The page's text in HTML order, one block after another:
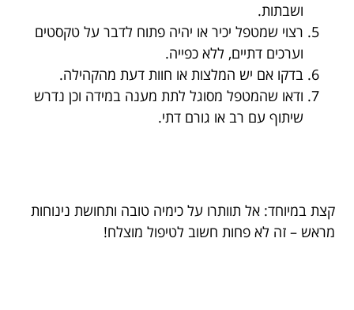
ושבתות.
רצוי שמטפל יכיר או יהיה פתוח לדבר על טקסטים
וערכים דתיים, ללא כפייה.
בדקו אם יש המלצות או חוות דעת מהקהילה.
ודאו שהמטפל מסוגל לתת מענה במידה וכן נדרש
שיתוף עם רב או גורם דתי.
קצת במיוחד: אל תוותרו על כימיה טובה ותחושת נינוחות
מראש – זה לא פחות חשוב לטיפול מוצלח!